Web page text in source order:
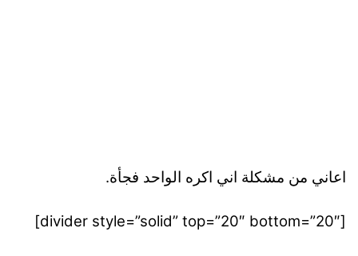
اعاني من مشكلة اني اكره الواحد فجأة.
[divider style=”solid” top=”20″ bottom=”20″]